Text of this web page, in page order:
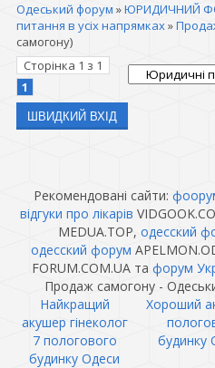
Одеський форум »ЮРИДИЧНИЙ
питання в усіх напрямках»
самогону)
Сторінка 1 з 1
1
Рекомендовані сайти:
відгуки про лікарів
MEDUA.TOP, одесский
одесский форум
FORUM.COM.UA та форум
Продаж самогону -
Найкращий
акушер гінеколог
7 пологового
будинку Одеси
Хороший
будинку